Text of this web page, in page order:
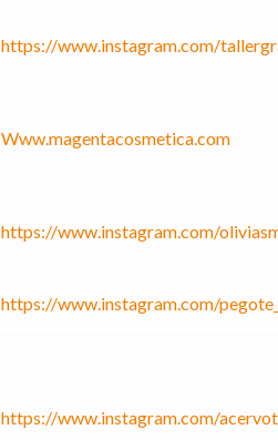
https://www.instagram.com/
Www.magentacosmetica.com
https://www.instagram.com/
https://www.instagram.com/
https://www.instagram.com/